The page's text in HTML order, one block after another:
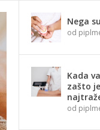
Nega
od
Kada
zašto
od